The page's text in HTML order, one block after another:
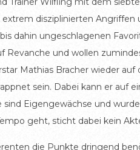
disziplinierten Angriffen
dahin ungeschlagenen
Revanche und wollen
Mathias Bracher wieder
sein. Dabei kann er auf
Eigengewächse und
geht, sticht dabei kein
die Punkte dringend